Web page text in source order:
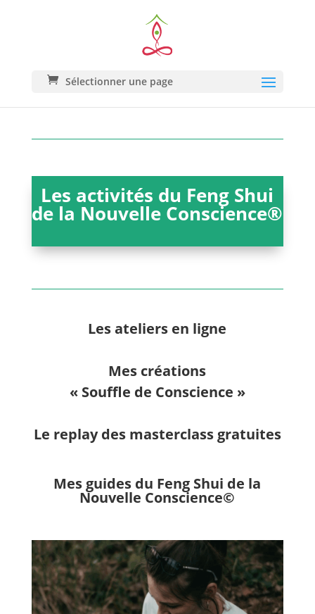
Sélectionner une page
Les activités du Feng Shui
de la Nouvelle Conscience®
Les ateliers en ligne
Mes créations
« Souffle de Conscience »
Le replay des masterclass gratuites
Mes guides du Feng Shui de la
Nouvelle Conscience©